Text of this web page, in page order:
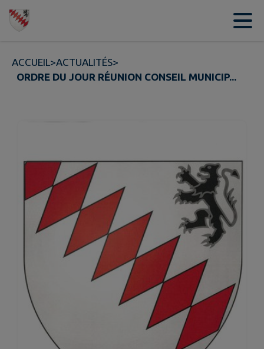
Contenu
ACCUEIL>ACTUALITÉS>
ORDRE DU JOUR RÉUNION CONSEIL MUNICIP...